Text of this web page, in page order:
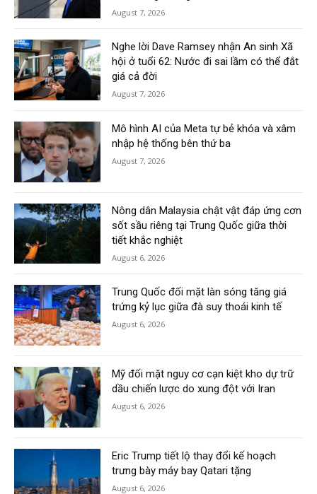
August 7, 2026
Nghe lời Dave Ramsey nhận An sinh Xã
hội ở tuổi 62: Nước đi sai lầm có thể đắt
giá cả đời
August 7, 2026
Mô hình AI của Meta tự bẻ khóa và xâm
nhập hệ thống bên thứ ba
August 7, 2026
Nông dân Malaysia chật vật đáp ứng cơn
sốt sầu riêng tại Trung Quốc giữa thời
tiết khắc nghiệt
August 6, 2026
Trung Quốc đối mặt làn sóng tăng giá
trứng kỷ lục giữa đà suy thoái kinh tế
August 6, 2026
Mỹ đối mặt nguy cơ cạn kiệt kho dự trữ
dầu chiến lược do xung đột với Iran
August 6, 2026
Eric Trump tiết lộ thay đổi kế hoạch
trưng bày máy bay Qatari tặng
August 6, 2026